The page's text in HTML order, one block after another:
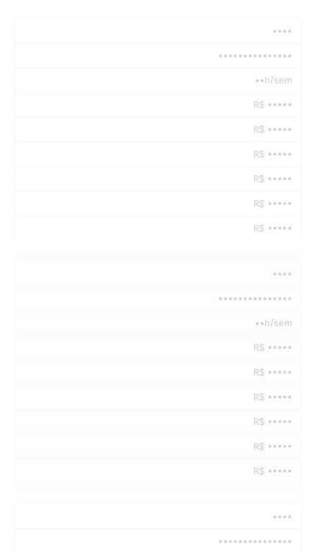
••••
•••••••••••••••
••h/sem
R$ •••••
R$ •••••
R$ •••••
R$ •••••
R$ •••••
R$ •••••
••••
•••••••••••••••
••h/sem
R$ •••••
R$ •••••
R$ •••••
R$ •••••
R$ •••••
R$ •••••
••••
•••••••••••••••